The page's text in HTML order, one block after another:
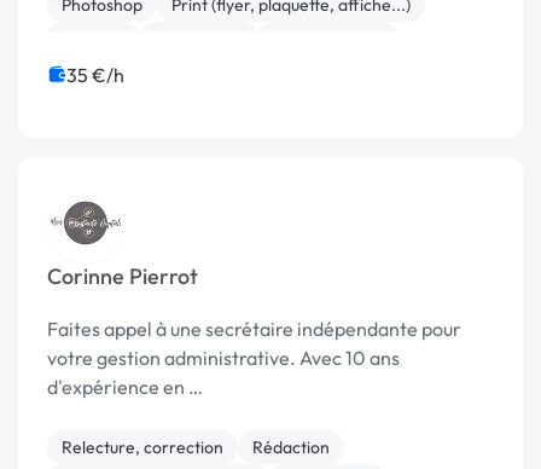
Photoshop
Print (flyer, plaquette, affiche...)
Test, recette, qualification
35 €/h
Corinne Pierrot
Faites appel à une secrétaire indépendante pour
votre gestion administrative. Avec 10 ans
d'expérience en …
Relecture, correction
Rédaction